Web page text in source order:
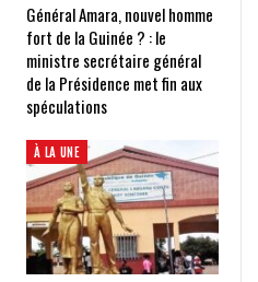
Général Amara, nouvel homme
fort de la Guinée ? : le
ministre secrétaire général
de la Présidence met fin aux
spéculations
À LA UNE